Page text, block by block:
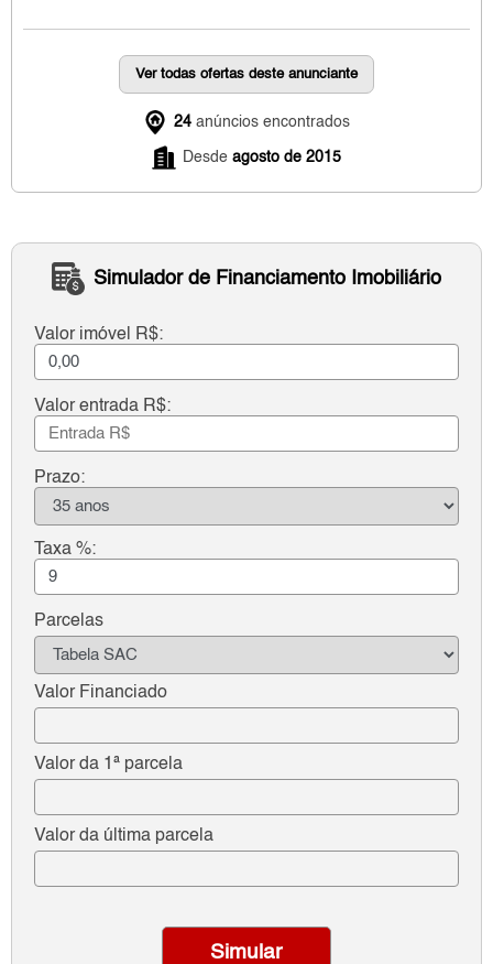
Ver todas ofertas deste anunciante
24 anúncios encontrados
Desde agosto de 2015
Simulador de Financiamento Imobiliário
Valor imóvel R$:
Valor entrada R$:
Prazo:
Taxa %:
Parcelas
Valor Financiado
Valor da 1ª parcela
Valor da última parcela
Simular